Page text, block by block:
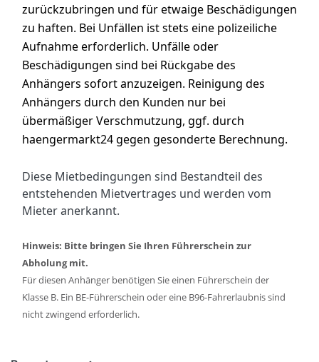
zurückzubringen und für etwaige Beschädigungen
zu haften. Bei Unfällen ist stets eine polizeiliche
Aufnahme erforderlich. Unfälle oder
Beschädigungen sind bei Rückgabe des
Anhängers sofort anzuzeigen. Reinigung des
Anhängers durch den Kunden nur bei
übermäßiger Verschmutzung, ggf. durch
haengermarkt24 gegen gesonderte Berechnung.
Diese Mietbedingungen sind Bestandteil des
entstehenden Mietvertrages und werden vom
Mieter anerkannt.
Hinweis: Bitte bringen Sie Ihren Führerschein zur
Abholung mit.
Für diesen Anhänger benötigen Sie einen Führerschein der
Klasse B. Ein BE-Führerschein oder eine B96-Fahrerlaubnis sind
nicht zwingend erforderlich.